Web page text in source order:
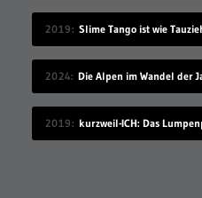
2019
2024 Die Alpen im Wandel der
2019 kurzweil-ICH: Das